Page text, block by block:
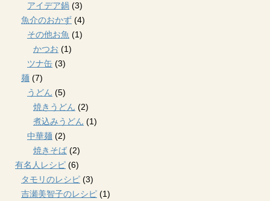
アイデア鍋 (3)
魚介のおかず (4)
その他お魚 (1)
かつお (1)
ツナ缶 (3)
麺 (7)
うどん (5)
焼きうどん (2)
煮込みうどん (1)
中華麺 (2)
焼きそば (2)
有名人レシピ (6)
タモリのレシピ (3)
吉瀬美智子のレシピ (1)